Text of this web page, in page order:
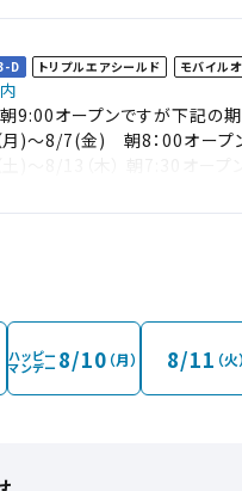
D トリプルエアシールド モバイル
9:00オープンですが下記の期
)～8/7(金) 朝8：00オープ
１階イーストコート側入口(ペ
降の入場入口も上記の箇所に
ハッピー
マンデー 8/10 （月） 8/11 （火）